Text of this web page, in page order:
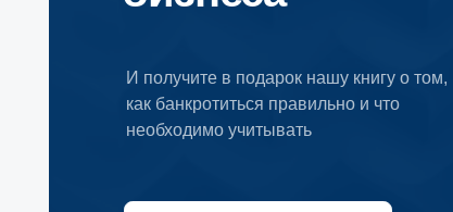
Пройти онлайн-тест